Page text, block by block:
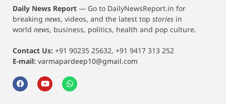
Daily News Report — Go to DailyNewsReport.in for
breaking news, videos, and the latest top stories in
world news, business, politics, health and pop culture.
Contact Us: +91 90235 25632, +91 9417 313 252
E-mail: varmapardeep10@gmail.com